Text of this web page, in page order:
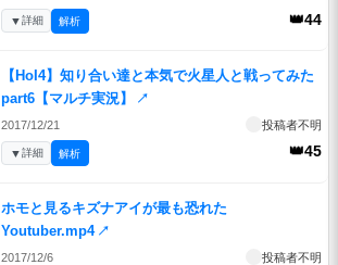
👑44
▼詳細 解析
【HoI4】知り合い達と本気で火星人と戦ってみた
part6【マルチ実況】
↗
2017/12/21 投稿者不明
👑45
▼詳細 解析
ホモと見るキズナアイが最も恐れた
Youtuber.mp4 ↗
2017/12/6 投稿者不明